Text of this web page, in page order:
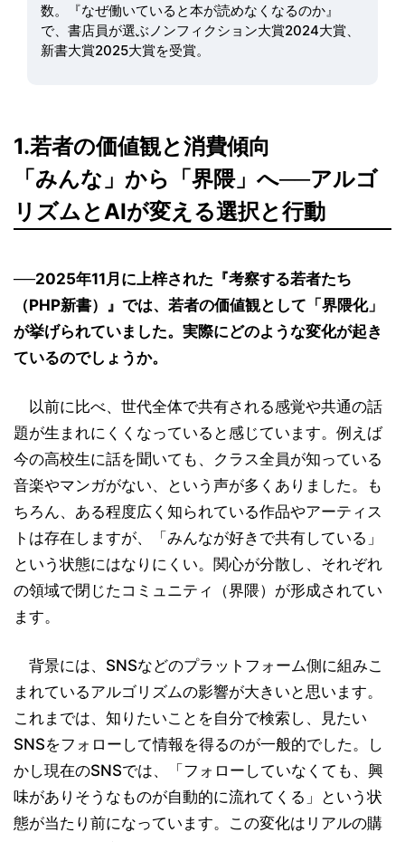
数。『なぜ働いていると本が読めなくなるのか』
で、書店員が選ぶノンフィクション大賞2024大賞、
新書大賞2025大賞を受賞。
1.若者の価値観と消費傾向
「みんな」から「界隈」へ──アルゴ
リズムとAIが変える選択と行動
──2025年11月に上梓された『考察する若者たち
（PHP新書）』では、若者の価値観として「界隈化」
が挙げられていました。実際にどのような変化が起き
ているのでしょうか。
以前に比べ、世代全体で共有される感覚や共通の話
題が生まれにくくなっていると感じています。例えば
今の高校生に話を聞いても、クラス全員が知っている
音楽やマンガがない、という声が多くありました。も
ちろん、ある程度広く知られている作品やアーティス
トは存在しますが、「みんなが好きで共有している」
という状態にはなりにくい。関心が分散し、それぞれ
の領域で閉じたコミュニティ（界隈）が形成されてい
ます。
背景には、SNSなどのプラットフォーム側に組みこ
まれているアルゴリズムの影響が大きいと思います。
これまでは、知りたいことを自分で検索し、見たい
SNSをフォローして情報を得るのが一般的でした。し
かし現在のSNSでは、「フォローしていなくても、興
味がありそうなものが自動的に流れてくる」という状
態が当たり前になっています。この変化はリアルの購